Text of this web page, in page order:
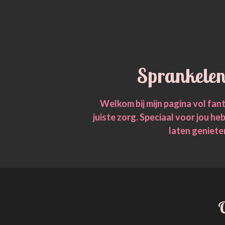
Welkom bij mijn pagina vol
juiste zorg. Speciaal voor jou
laten